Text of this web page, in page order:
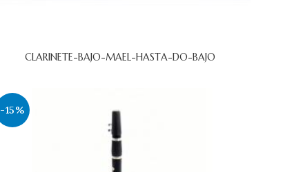
CLARINETE-BAJO-MAEL-HASTA-DO-BAJO
-15%